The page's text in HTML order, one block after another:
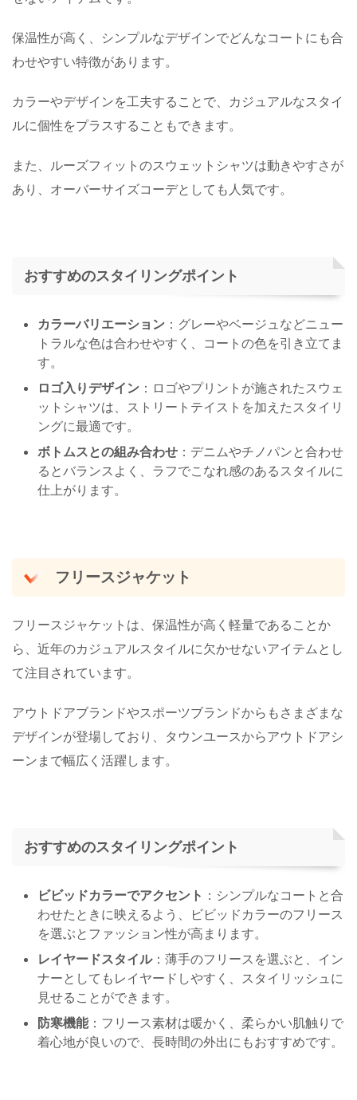
保温性が高く、シンプルなデザインでどんなコートにも合
わせやすい特徴があります。
カラーやデザインを工夫することで、カジュアルなスタイ
ルに個性をプラスすることもできます。
また、ルーズフィットのスウェットシャツは動きやすさが
あり、オーバーサイズコーデとしても人気です。
おすすめのスタイリングポイント
カラーバリエーション ：グレーやベージュなどニュー
トラルな色は合わせやすく、コートの色を引き立てま
す。
ロゴ入りデザイン ：ロゴやプリントが施されたスウェ
ットシャツは、ストリートテイストを加えたスタイリ
ングに最適です。
ボトムスとの組み合わせ ：デニムやチノパンと合わせ
るとバランスよく、ラフでこなれ感のあるスタイルに
仕上がります。
フリースジャケット
フリースジャケットは、保温性が高く軽量であることか
ら、近年のカジュアルスタイルに欠かせないアイテムとし
て注目されています。
アウトドアブランドやスポーツブランドからもさまざまな
デザインが登場しており、タウンユースからアウトドアシ
ーンまで幅広く活躍します。
おすすめのスタイリングポイント
ビビッドカラーでアクセント ：シンプルなコートと合
わせたときに映えるよう、ビビッドカラーのフリース
を選ぶとファッション性が高まります。
レイヤードスタイル：薄手のフリースを選ぶと、イン
ナーとしてもレイヤードしやすく、スタイリッシュに
見せることができます。
防寒機能：フリース素材は暖かく、柔らかい肌触りで
着心地が良いので、長時間の外出にもおすすめです。